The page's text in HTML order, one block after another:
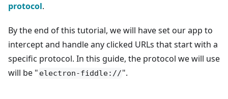
protocol.
By the end of this tutorial, we will have set our app to
intercept and handle any clicked URLs that start with a
specific protocol. In this guide, the protocol we will use
will be " electron-fiddle://".